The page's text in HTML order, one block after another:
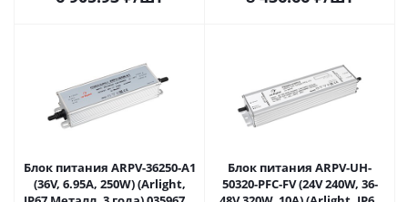
Блок питания ARPV-36250-A1
(36V, 6.95A, 250W) (Arlight,
Блок питания ARPV-UH-
50320-PFC-FV (24V 240W, 36-